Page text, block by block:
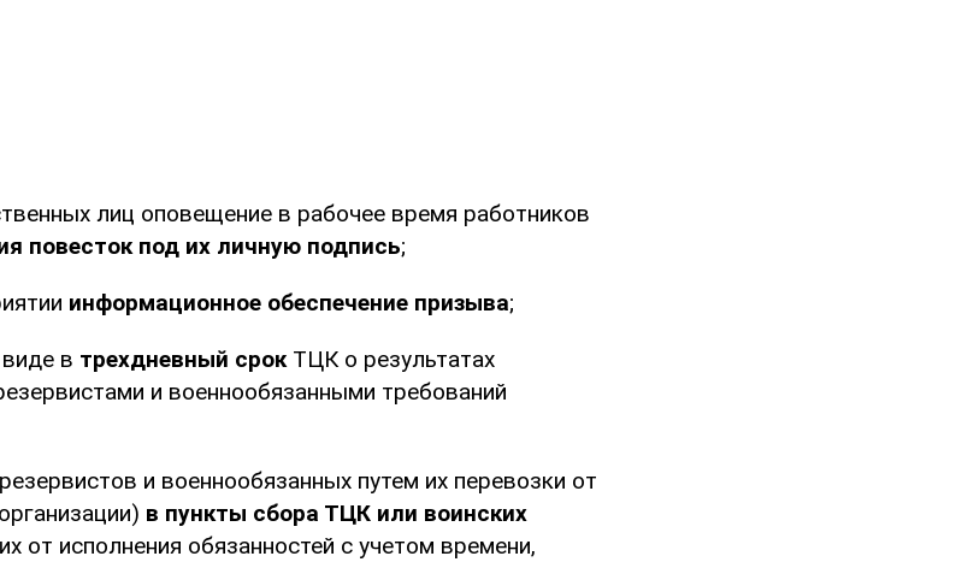
лиц оповещение в рабочее время работников
повесток под их личную подпись;
информационное обеспечение призыва;
в трехдневный срокТЦК о результатах
и военнообязанными требований
и военнообязанных путем их перевозки от
в пункты сбора ТЦК или воинских
от исполнения обязанностей с учетом времени,